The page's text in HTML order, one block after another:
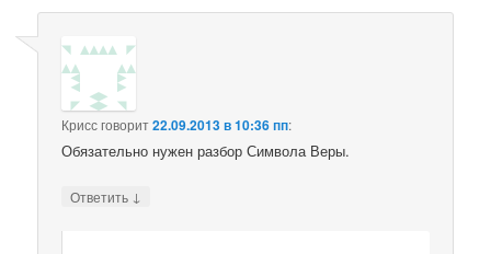
Криссговорит22.09.2013 в 10:36 пп:
Обязательно нужен разбор Символа Веры.
Ответить ↓